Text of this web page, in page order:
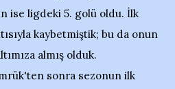
ise ligdeki 5. golü oldu. İlk
kaybetmiştik; bu da onun
almış olduk.
sonra sezonun ilk